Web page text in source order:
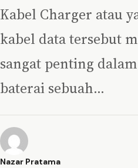
Kabel Charger atau
kabel data tersebut
sangat penting
baterai sebuah…
Nazar Pratama